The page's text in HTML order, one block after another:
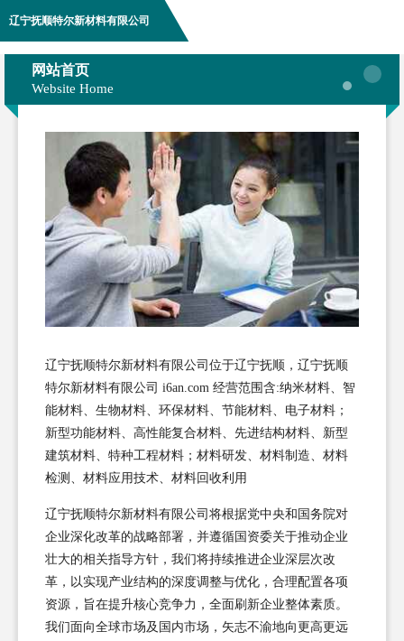
辽宁抚顺特尔新材料有限公司
网站首页
Website Home
辽宁抚顺特尔新材料有限公司位于辽宁抚顺，辽宁抚顺
特尔新材料有限公司 i6an.com 经营范围含:纳米材料、智
能材料、生物材料、环保材料、节能材料、电子材料；
新型功能材料、高性能复合材料、先进结构材料、新型
建筑材料、特种工程材料；材料研发、材料制造、材料
检测、材料应用技术、材料回收利用
辽宁抚顺特尔新材料有限公司将根据党中央和国务院对
企业深化改革的战略部署，并遵循国资委关于推动企业
壮大的相关指导方针，我们将持续推进企业深层次改
革，以实现产业结构的深度调整与优化，合理配置各项
资源，旨在提升核心竞争力，全面刷新企业整体素质。
我们面向全球市场及国内市场，矢志不渝地向更高更远